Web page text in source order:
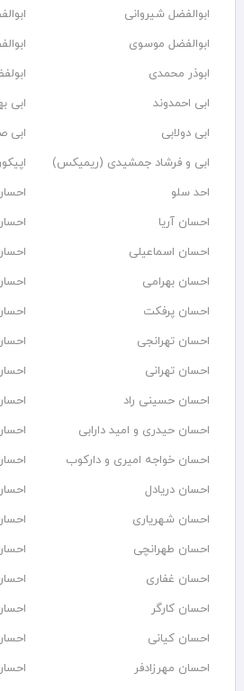
ابوالفضل شیروانی
ابوالفضل موسوی
ابوذر محمدی
ابی احمدوند
ابی
ابی دولابی
ابی
ابی و فرشاد جمشیدی (ریمیکس)
اپیکور
احد سلو
احسان آریا
احسان اسماعیلی
احسان بهرامی
احسان پرفکت
احسان تهرانجی
احسان تهرانی
احسان حسینی راد
احسان حیدری و امید دارابی
احسان خواجه امیری و دارکوب
احسان دریادل
احسان شهریاری
احسان طهرانچی
احسان غفاری
احسان کارگر
احسان کیانی
احسان مهرزادفر